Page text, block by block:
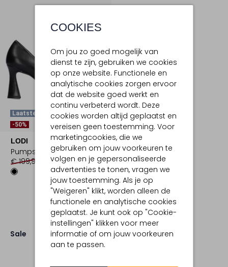
COOKIES
Om jou zo goed mogelijk van
dienst te zijn, gebruiken we cookies
op onze website. Functionele en
analytische cookies zorgen ervoor
dat de website goed werkt en
continu verbeterd wordt. Deze
cookies worden altijd geplaatst en
vereisen geen toestemming. Voor
marketingcookies, die we
gebruiken om jouw voorkeuren te
volgen en je gepersonaliseerde
advertenties te tonen, vragen we
jouw toestemming. Als je op
"Weigeren" klikt, worden alleen de
functionele en analytische cookies
geplaatst. Je kunt ook op "Cookie-
instellingen" klikken voor meer
informatie of om jouw voorkeuren
aan te passen.
Laatste Item
-50%
LODI
Pumps
€ 199,99
€ 99,99
Sale